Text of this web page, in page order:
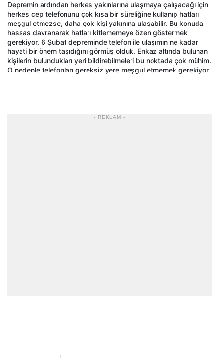
Depremin ardından herkes yakınlarına ulaşmaya çalışacağı için
herkes cep telefonunu çok kısa bir süreliğine kullanıp hatları
meşgul etmezse, daha çok kişi yakınına ulaşabilir. Bu konuda
hassas davranarak hatları kitlememeye özen göstermek
gerekiyor. 6 Şubat depreminde telefon ile ulaşımın ne kadar
hayati bir önem taşıdığını görmüş olduk. Enkaz altında bulunan
kişilerin bulundukları yeri bildirebilmeleri bu noktada çok mühim.
O nedenle telefonları gereksiz yere meşgul etmemek gerekiyor.
- REKLAM -